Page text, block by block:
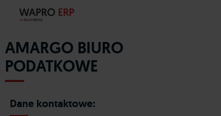
AMARGO BIURO
PODATKOWE
Dane kontaktowe: